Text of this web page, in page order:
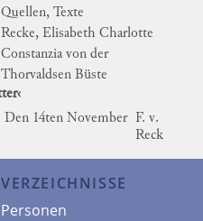
Quellen, Texte
Recke, Elisabeth Charlotte
Constanzia von der
Thorvaldsen Büste
14ten November F. v.
Reck
VERZEICHNISSE
Personen